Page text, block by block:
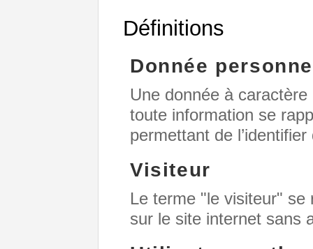
Définitions
Donnée
Une donnée à
toute information se
permettant de
Visiteur
Le terme "le visiteur" se
sur le site internet sans